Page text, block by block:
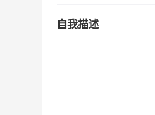
自我描述